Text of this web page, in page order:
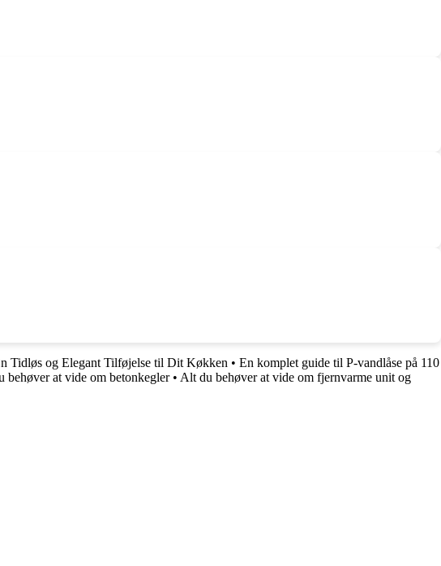
Tidløs og Elegant Tilføjelse til Dit Køkken • En komplet guide til P-vandlåse på 110
behøver at vide om betonkegler• Alt du behøver at vide om fjernvarme unit og